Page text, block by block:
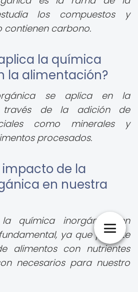
los compuestos y
contienen carbono.
la química
la alimentación?
se aplica en la
través de la adición de
como minerales y
procesados.
impacto de la
en nuestra
química inorgánica en
ya que permite
alimentos con nutrientes
necesarios para nuestro